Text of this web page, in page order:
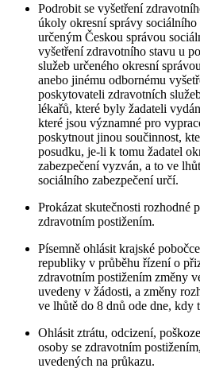
Podrobit se vyšetření
úkoly okresní správy sociálního
určeným Českou správou
vyšetření zdravotního stavu u
služeb určeného okresní
anebo jinému odbornému
poskytovateli zdravotních
lékařů, které byly žadateli
které jsou významné pro
poskytnout jinou součinnost,
posudku, je-li k tomu žadatel
zabezpečení vyzván, a to ve
sociálního zabezpečení určí.
Prokázat skutečnosti rozhodné
zdravotním postižením.
Písemně ohlásit krajské
republiky v průběhu řízení o
zdravotním postižením změny
uvedeny v žádosti, a změny
ve lhůtě do 8 dnů ode dne, kdy
Ohlásit ztrátu, odcizení,
osoby se zdravotním
uvedených na průkazu.